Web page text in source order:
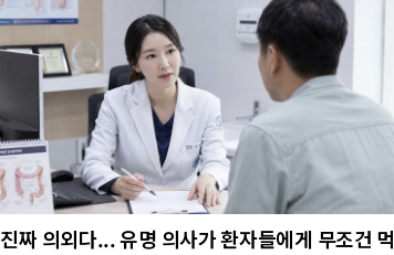
진짜 의외다... 유명 의사가 환자들에게 무조건 먹